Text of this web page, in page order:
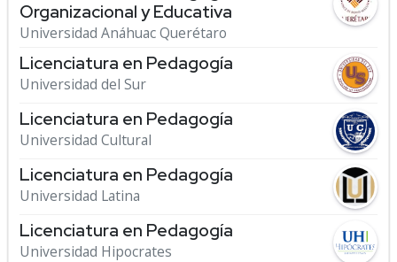
Organizacional y Educativa
Universidad Anáhuac Querétaro
Licenciatura en Pedagogía
Universidad del Sur
Licenciatura en Pedagogía
Universidad Cultural
Licenciatura en Pedagogía
Universidad Latina
Licenciatura en Pedagogía
Universidad Hipocrates